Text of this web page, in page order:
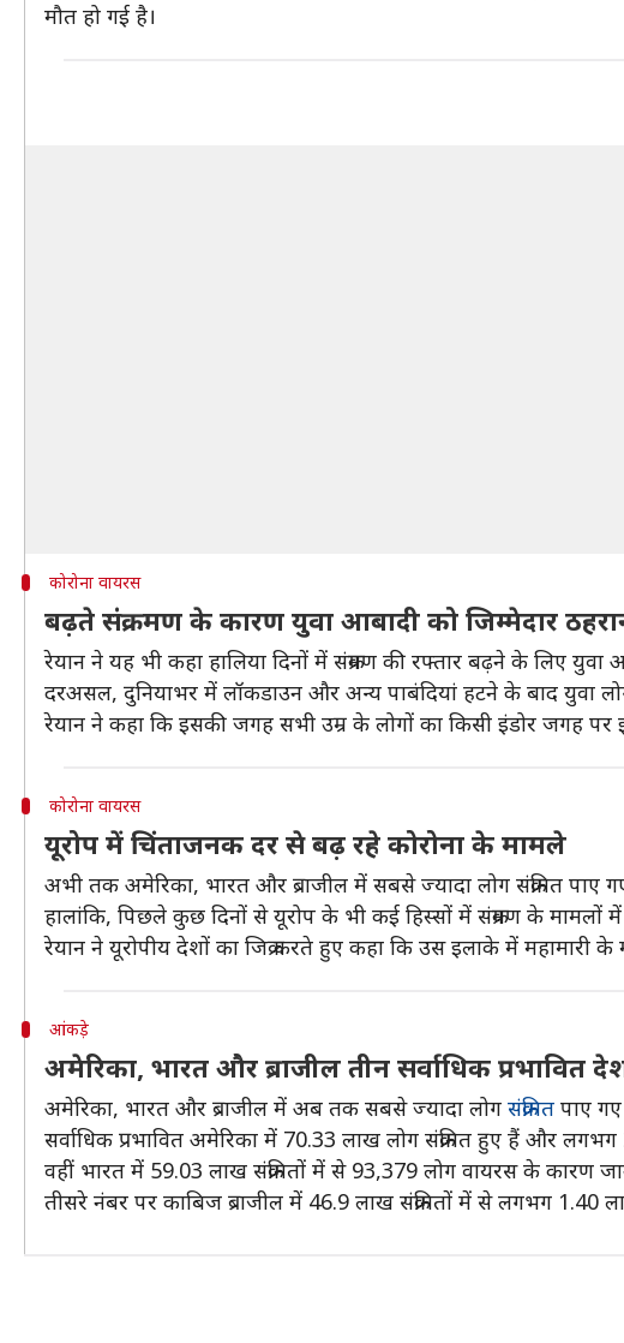
मौत हो गई है।
कोरोना वायरस
बढ़ते संक्रमण के कारण युवा आबादी को जिम्मेदार
रेयान ने यह भी कहा हालिया दिनों में संक्रमण की रफ्तार बढ़ने के लिए युवा
दरअसल, दुनियाभर में लॉकडाउन और अन्य पाबंदियां हटने के बाद युवा
रेयान ने कहा कि इसकी जगह सभी उम्र के लोगों का किसी इंडोर जगह पर
कोरोना वायरस
यूरोप में चिंताजनक दर से बढ़ रहे कोरोना के मामले
अभी तक अमेरिका, भारत और ब्राजील में सबसे ज्यादा लोग संक्रमित पाए
हालांकि, पिछले कुछ दिनों से यूरोप के भी कई हिस्सों में संक्रमण के मामलों
रेयान ने यूरोपीय देशों का जिक्र करते हुए कहा कि उस इलाके में महामारी
आंकड़े
अमेरिका, भारत और ब्राजील तीन सर्वाधिक प्रभावित
अमेरिका, भारत और ब्राजील में अब तक सबसे ज्यादा लोग संक्रमित पाए
सर्वाधिक प्रभावित अमेरिका में 70.33 लाख लोग संक्रमित हुए हैं और
वहीं भारत में 59.03 लाख संक्रमितों में से 93,379 लोग वायरस के कारण
तीसरे नंबर पर काबिज ब्राजील में 46.9 लाख संक्रमितों में से लगभग 1.40